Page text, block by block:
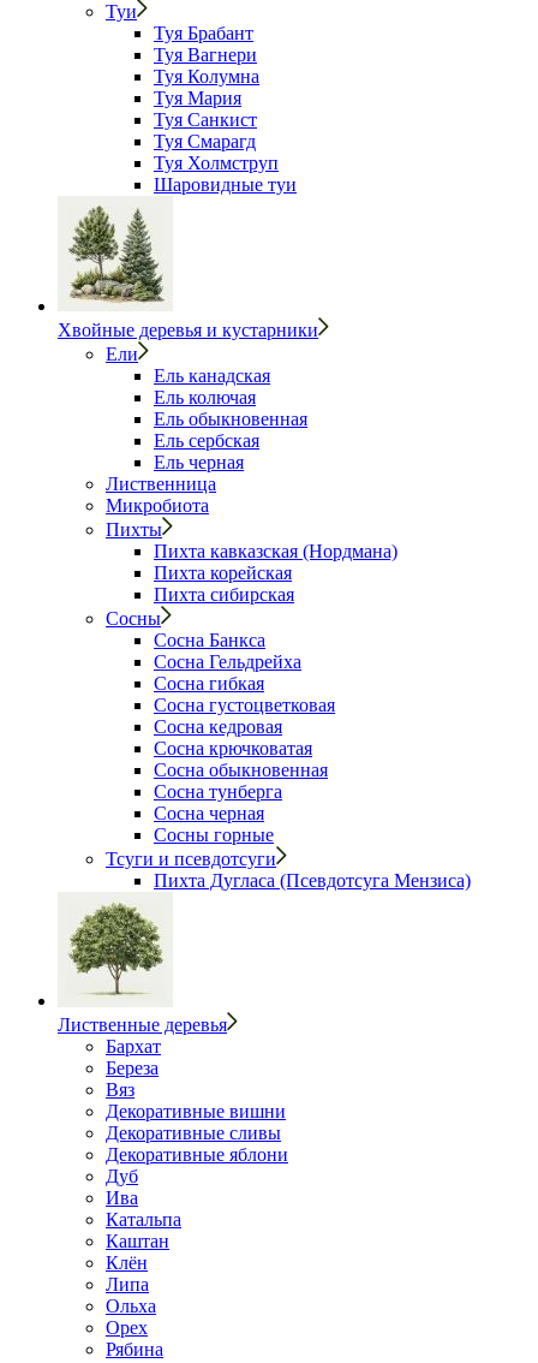
Туи
Туя Брабант
Туя Вагнери
Туя Колумна
Туя Мария
Туя Санкист
Туя Смарагд
Туя Холмструп
Шаровидные туи
Хвойные деревья и кустарники
Ели
Ель канадская
Ель колючая
Ель обыкновенная
Ель сербская
Ель черная
Лиственница
Микробиота
Пихты
Пихта кавказская (Нордмана)
Пихта корейская
Пихта сибирская
Сосны
Сосна Банкса
Сосна Гельдрейха
Сосна гибкая
Сосна густоцветковая
Сосна кедровая
Сосна крючковатая
Сосна обыкновенная
Сосна тунберга
Сосна черная
Сосны горные
Тсуги и псевдотсуги
Пихта Дугласа (Псевдотсуга Мензиса)
Лиственные деревья
Бархат
Береза
Вяз
Декоративные вишни
Декоративные сливы
Декоративные яблони
Дуб
Ива
Катальпа
Каштан
Клён
Липа
Ольха
Орех
Рябина